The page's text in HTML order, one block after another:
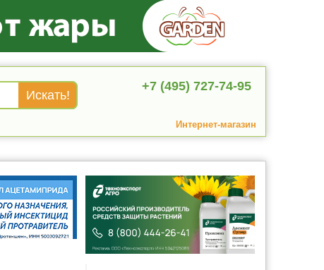
+7 (495) 727-74-95
Интернет-магазин